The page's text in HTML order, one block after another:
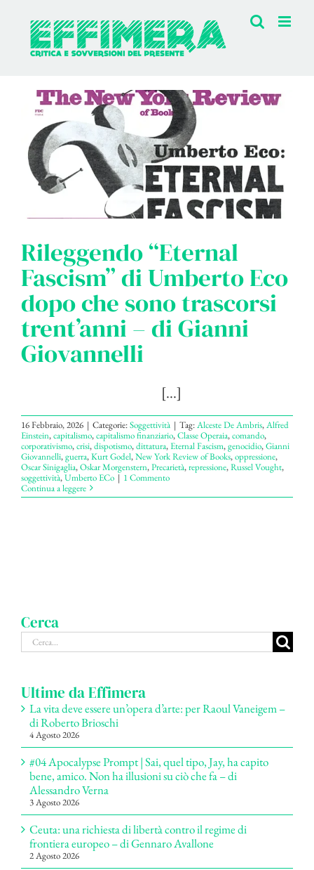
contenuto
Rileggendo “Eternal
Fascism” di Umberto Eco
dopo che sono trascorsi
trent’anni – di Gianni
Giovannelli
[...]
16 Febbraio, 2026 | Categorie:Soggettività | Tag:Alceste De Ambris,Alfred
Einstein,capitalismo,capitalismo finanziario,Classe Operaia,comando,
corporativismo,crisi,dispotismo,dittatura,Eternal Fascism,genocidio,Gianni
Giovannelli,guerra,Kurt Godel,New York Review of Books,oppressione,
Oscar Sinigaglia,Oskar Morgenstern,Precarietà,repressione,Russel Vought,
soggettività,Umberto ECo | 1 Commento
Continua a leggere
Cerca
Cerca
per:
Ultime da Effimera
La vita deve essere un’opera d’arte: per Raoul Vaneigem –
di Roberto Brioschi
4 Agosto 2026
#04 Apocalypse Prompt | Sai, quel tipo, Jay, ha capito
bene, amico. Non ha illusioni su ciò che fa – di
Alessandro Verna
3 Agosto 2026
Ceuta: una richiesta di libertà contro il regime di
frontiera europeo – di Gennaro Avallone
2 Agosto 2026